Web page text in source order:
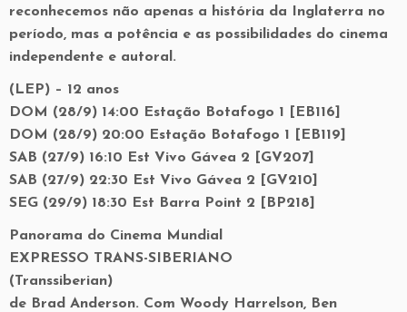
reconhecemos não apenas a história da Inglaterra no
período, mas a potência e as possibilidades do cinema
independente e autoral.
(LEP) – 12 anos
DOM (28/9) 14:00 Estação Botafogo 1 [EB116]
DOM (28/9) 20:00 Estação Botafogo 1 [EB119]
SAB (27/9) 16:10 Est Vivo Gávea 2 [GV207]
SAB (27/9) 22:30 Est Vivo Gávea 2 [GV210]
SEG (29/9) 18:30 Est Barra Point 2 [BP218]
Panorama do Cinema Mundial
EXPRESSO TRANS-SIBERIANO
(Transsiberian)
de Brad Anderson. Com Woody Harrelson, Ben